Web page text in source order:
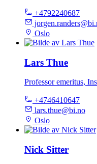
+4792240687
Oslo
Lars Thue
Professor emeritus,
+4746410647
lars.thue@bi.no
Oslo
Nick Sitter